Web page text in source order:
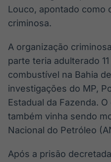
Louco, apontado como
criminosa.
A organização
parte teria adulterado
combustível na Bahia
investigações do MP,
Estadual da Fazenda.
também vinha sendo
Nacional do Petróleo
Após a prisão